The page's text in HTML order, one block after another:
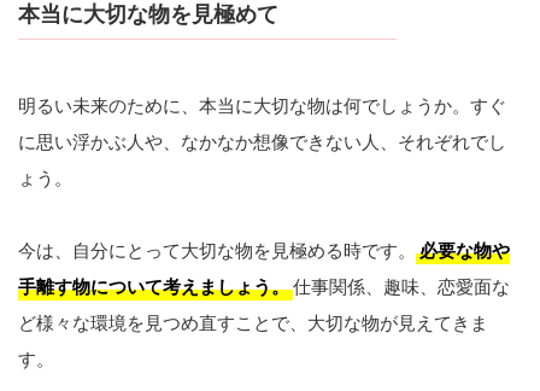
本当に大切な物を見極めて
明るい未来のために、本当に大切な物は何でしょうか。すぐ
に思い浮かぶ人や、なかなか想像できない人、それぞれでし
ょう。
今は、自分にとって大切な物を見極める時です。
必要な物や
手離す物について考えましょう。仕事関係、趣味、恋愛面な
ど様々な環境を見つめ直すことで、大切な物が見えてきま
す。